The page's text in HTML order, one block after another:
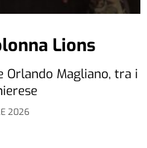
2026
Lions
Orlando Magliano, tra i